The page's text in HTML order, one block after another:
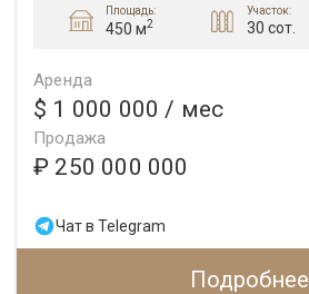
Площадь:
450 м2
Участок:
30 сот.
Аренда
$ 1 000 000 / мес
Продажа
₽ 250 000 000
Чат в Telegram
Подробнее